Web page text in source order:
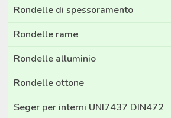
Rondelle di spessoramento
Rondelle rame
Rondelle alluminio
Rondelle ottone
Seger per interni UNI7437 DIN472